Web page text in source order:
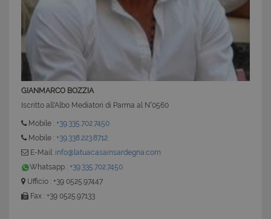
GIANMARCO BOZZIA
Iscritto all'Albo Mediatori di Parma al N°0560
Mobile : +39.335.702.7450
Mobile : +39.338.223.8712
E-Mail: info@latuacasainsardegna.com
Whatsapp : +39.335.702.7450
Ufficio : +39 0525.97447
Fax : +39 0525.97133